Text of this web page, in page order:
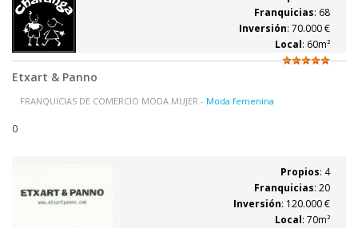
cuenta además con...
Franquicias: 68
Inversión: 70.000 €
Local: 60m²
Etxart & Panno
FRANQUICIAS DE COMERCIO MODA MUJER - Moda femenina
0
Propios: 4
Franquicias: 20
Inversión: 120.000 €
Local: 70m²